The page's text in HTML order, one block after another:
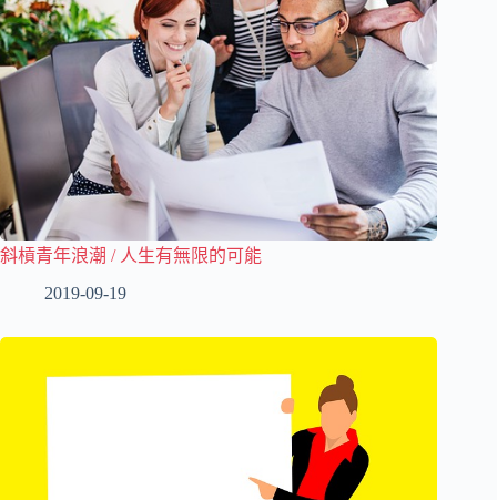
斜槓青年浪潮 / 人生有無限的可能
2019-09-19